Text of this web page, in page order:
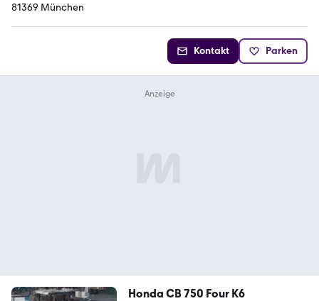
81369 München
Kontakt Parken
Honda CB 750 Four K6